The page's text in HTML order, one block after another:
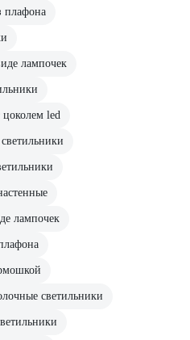
плафона
лампочек
led
лампочек
светильники